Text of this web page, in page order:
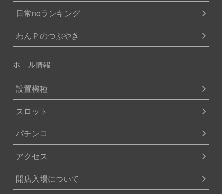
日常noランキング
わんＰのつぶやき
ホール情報
設置機種
スロット
パチンコ
アクセス
開店入場について